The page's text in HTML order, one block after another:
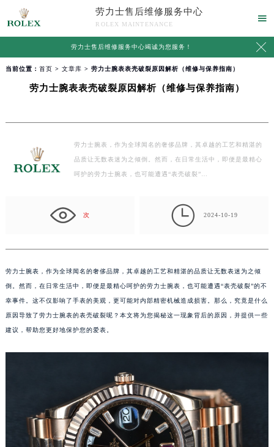
劳力士售后维修服务中心
ROLEX MAINTENANCE

劳力士售后维修服务中心竭诚为您服务！ 
当前位置： 首页 > 文章库 > 劳力士腕表表壳破裂原因解析（维修与保养指南）
劳力士腕表表壳破裂原因解析（维修与保养指南）
劳力士腕表，作为全球闻名的奢侈品牌，其卓越的工艺和精湛的
品质让无数表迷为之倾倒。然而，在日常生活中，即便是最精心
呵护的劳力士腕表，也可能遭遇“表壳破裂”…
次  2024-10-19
劳力士腕表，作为全球闻名的奢侈品牌，其卓越的工艺和精湛的品质让无数表迷为之倾
倒。然而，在日常生活中，即便是最精心呵护的劳力士腕表，也可能遭遇“表壳破裂”的不
幸事件。这不仅影响了手表的美观，更可能对内部精密机械造成损害。那么，究竟是什么
原因导致了劳力士腕表的表壳破裂呢？本文将为您揭秘这一现象背后的原因，并提供一些
建议，帮助您更好地保护您的爱表。